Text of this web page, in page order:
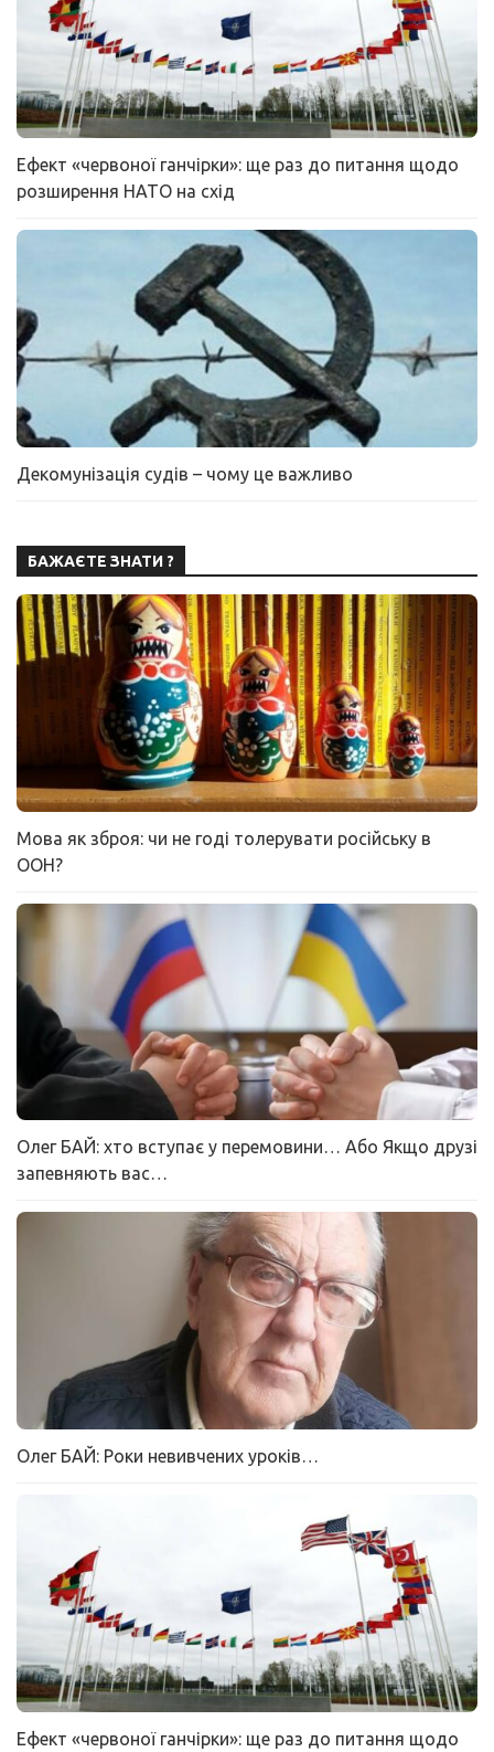
Ефект «червоної ганчірки»: ще раз до питання щодо
розширення НАТО на схід
Декомунізація судів – чому це важливо
БАЖАЄТЕ ЗНАТИ ?
Мова як зброя: чи не годі толерувати російську в
ООН?
Олег БАЙ: хто вступає у перемовини… Або Якщо друзі
запевняють вас…
Олег БАЙ: Роки невивчених уроків…
Ефект «червоної ганчірки»: ще раз до питання щодо